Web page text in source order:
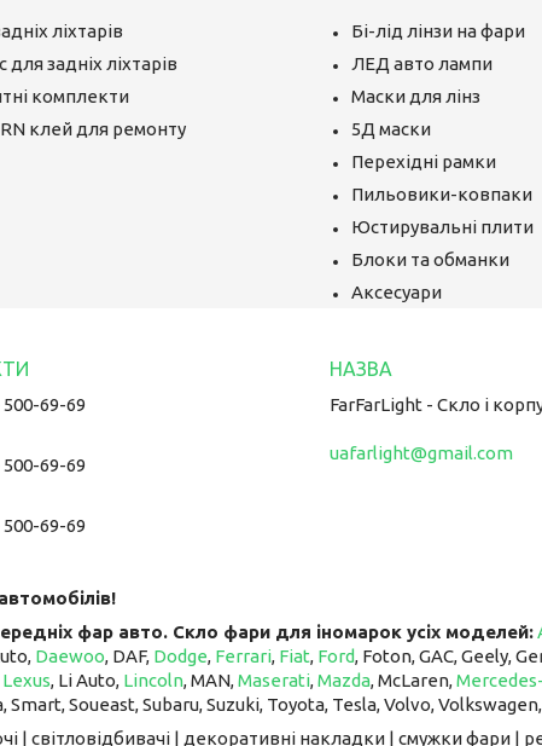
ліхтарів
для задніх ліхтарів
комплекти
клей для ремонту
Бі-лід лінзи на фари
ЛЕД авто лампи
Маски для лінз
5Д маски
Перехідні рамки
Пильовики-ковпаки
Юстирувальні плити
Блоки та обманки
Аксесуари
500-69-69
500-69-69
500-69-69
FarFarLight - Cкло і
uafarlight@gmail.com
фар авто. Скло фари для іномарок усіх моделей:
Daewoo, DAF, Dodge, Ferrari, Fiat, Ford, Foton, GAC, Geely,
Lexus, Li Auto, ​​​​​​​ Lincoln, MAN,Maserati,Mazda, McLaren, ​​​​​​​
Smart, Soueast, Subaru, Suzuki, Toyota, Tesla, Volvo,
| світловідбивачі | декоративні накладки | смужки фари |